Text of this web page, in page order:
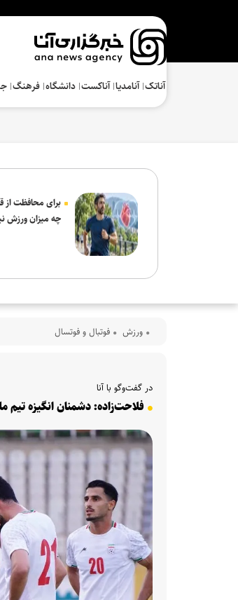
آناتک آنامدیا آناکست دانشگاه فرهنگ‌
برای محافظت از
چه میزان ورزش
ورزش فوتبال و فوتسال
در گفت‌وگو با آنا
فلاحت‌زاده: دشمنان انگیزه تیم